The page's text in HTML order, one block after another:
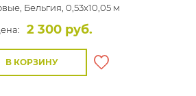
Бельгия, 0,53x10,05 м
2 300 руб.
В КОРЗИНУ